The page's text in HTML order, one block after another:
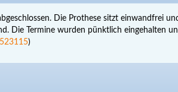
Die Prothese sitzt einwandfrei
Die Termine wurden pünktlich eingehalten
523115)